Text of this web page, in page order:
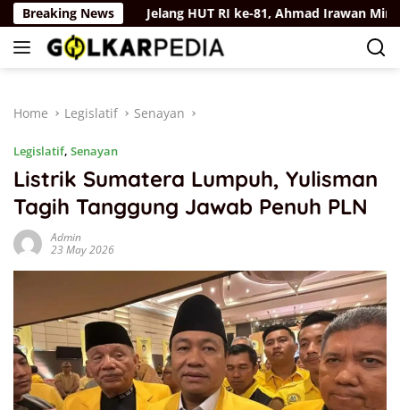
Skip
to
content
Breaking News
Hukum Jelang HUT RI ke-81, Ahmad Irawan Minta
Home Legislatif Senayan
Legislatif, Senayan
Listrik Sumatera Lumpuh, Yulisman
Tagih Tanggung Jawab Penuh PLN
Admin
23 May 2026